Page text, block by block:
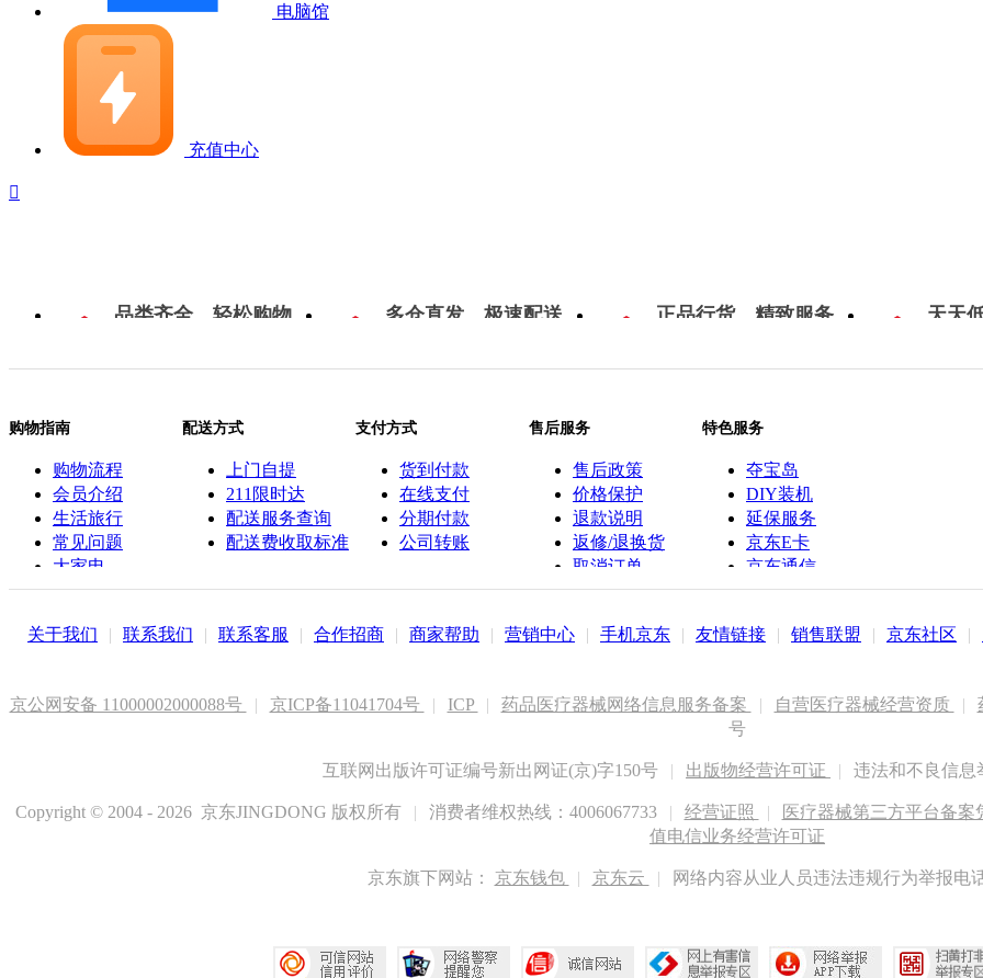
电脑馆
充值中心

品类齐全，轻松购物 多仓直发，极速配送 正品行货，精致服务 天天
购物指南
购物流程
会员介绍
生活旅行
常见问题
大家电
联系客服
配送方式
上门自提
211限时达
配送服务查询
配送费收取标准
支付方式
货到付款
在线支付
分期付款
公司转账
售后服务
售后政策
价格保护
退款说明
返修/退换货
取消订单
特色服务
夺宝岛
DIY装机
延保服务
京东E卡
京东通信
京鱼座智能
关于我们 | 联系我们 | 联系客服 | 合作招商 | 商家帮助 | 营销中心 | 手机京东 | 友情链接 | 销售联盟 | 京东社区 |
京公网安备 11000002000088号 | 京ICP备11041704号 | ICP | 药品医疗器械网络信息服务备案 | 自营医疗器械经营资质 |
号
互联网出版许可证编号新出网证(京)字150号 | 出版物经营许可证 | 违法和不良信息
Copyright © 2004 - 2026 京东JINGDONG 版权所有 | 消费者维权热线：4006067733 | 经营证照 | 医疗器械第三方平台备案
值电信业务经营许可证
京东旗下网站： 京东钱包 | 京东云 | 网络内容从业人员违法违规行为举报电